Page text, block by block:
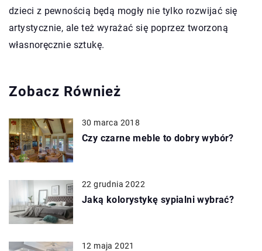
dzieci z pewnością będą mogły nie tylko rozwijać się
artystycznie, ale też wyrażać się poprzez tworzoną
własnoręcznie sztukę.
Zobacz Również
30 marca 2018
Czy czarne meble to dobry wybór?
22 grudnia 2022
Jaką kolorystykę sypialni wybrać?
12 maja 2021